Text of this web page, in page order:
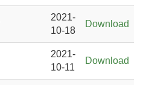
2021-
10-18
Download
2021-
10-11
Download